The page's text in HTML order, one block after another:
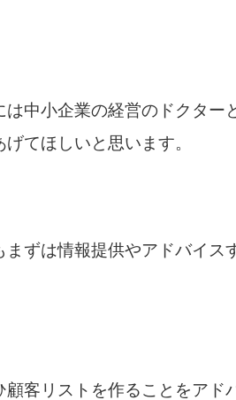
は中小企業の経営のドクター
てほしいと思います。
まずは情報提供やアドバイス
客リストを作ることをアド